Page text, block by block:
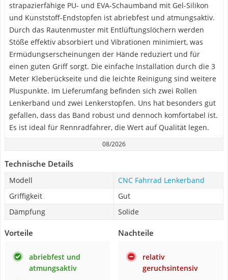
strapazierfähige PU- und EVA-Schaumband mit Gel-Silikon
und Kunststoff-Endstopfen ist abriebfest und atmungsaktiv.
Durch das Rautenmuster mit Entlüftungslöchern werden
Stöße effektiv absorbiert und Vibrationen minimiert, was
Ermüdungserscheinungen der Hände reduziert und für
einen guten Griff sorgt. Die einfache Installation durch die 3
Meter Kleberückseite und die leichte Reinigung sind weitere
Pluspunkte. Im Lieferumfang befinden sich zwei Rollen
Lenkerband und zwei Lenkerstopfen. Uns hat besonders gut
gefallen, dass das Band robust und dennoch komfortabel ist.
Es ist ideal für Rennradfahrer, die Wert auf Qualität legen.
08/2026
Technische Details
Modell
CNC Fahrrad Lenkerband
Griffigkeit
Gut
Dämpfung
Solide
Vorteile
abriebfest und
atmungsaktiv
Nachteile
relativ
geruchsintensiv